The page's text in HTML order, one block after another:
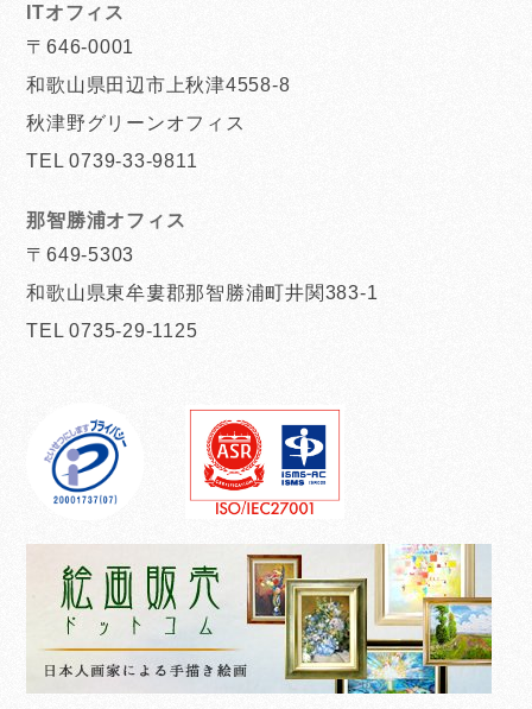
ITオフィス
〒646-0001
和歌山県田辺市上秋津4558-8
秋津野グリーンオフィス
TEL 0739-33-9811
那智勝浦オフィス
〒649-5303
和歌山県東牟婁郡那智勝浦町井関383-1
TEL 0735-29-1125